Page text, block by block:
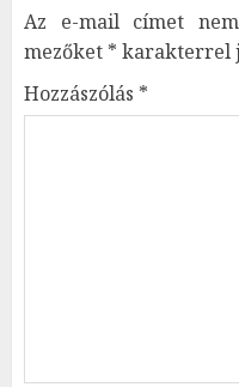
Az e-mail címet
mezőket * karakterrel
Hozzászólás *